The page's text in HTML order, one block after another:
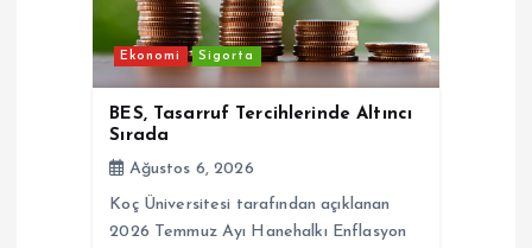
Ekonomi Sigorta
BES, Tasarruf Tercihlerinde Altıncı
Sırada
Ağustos 6, 2026
Koç Üniversitesi tarafından açıklanan
2026 Temmuz Ayı Hanehalkı Enflasyon